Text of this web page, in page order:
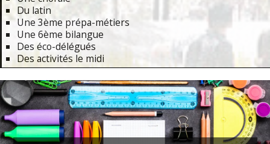
Du latin
Une 3ème prépa-métiers
Une 6ème bilangue
Des éco-délégués
Des activités le midi
Navigation
Menu